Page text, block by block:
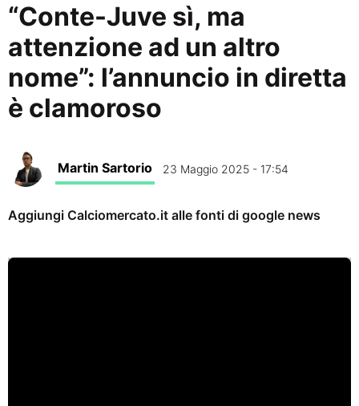
“Conte-Juve sì, ma
attenzione ad un altro
nome”: l’annuncio in diretta
è clamoroso
Martin Sartorio 23 Maggio 2025 - 17:54
Aggiungi Calciomercato.it alle fonti di google news